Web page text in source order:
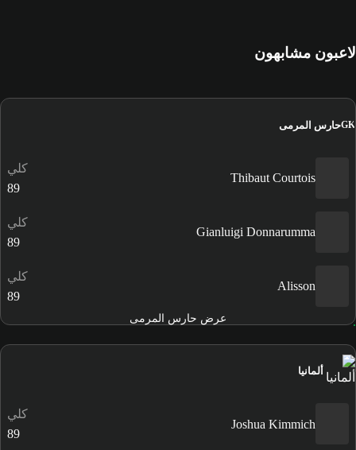
لاعبون مشابهون
GKحارس المرمى
Thibaut Courtois
كلي
89
Gianluigi Donnarumma
كلي
89
Alisson
كلي
89
عرض حارس المرمى
ألمانيا
Joshua Kimmich
كلي
89